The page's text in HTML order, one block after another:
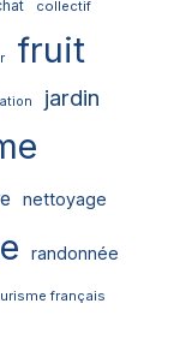
collectif
fruit
jardin
nettoyage
randonnée
français